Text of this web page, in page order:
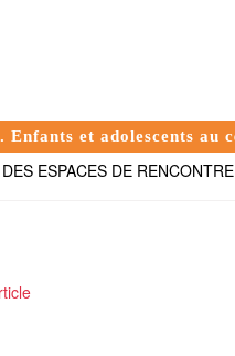
Enfants et adolescents
ESPACES DE